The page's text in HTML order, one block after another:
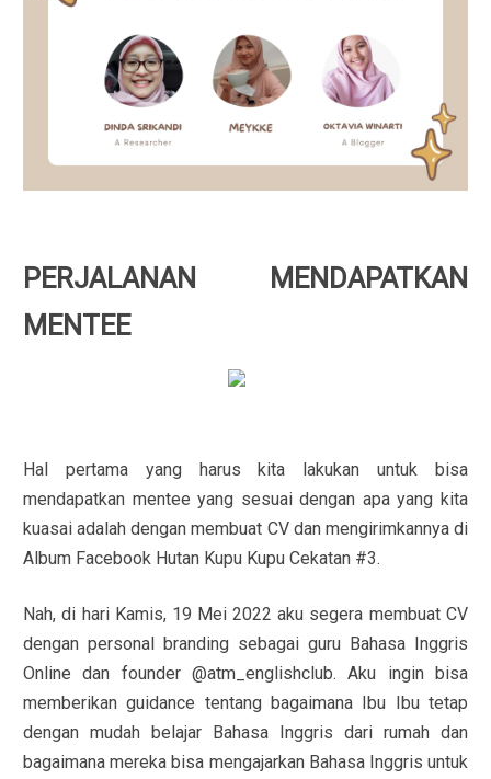
PERJALANAN MENDAPATKAN
MENTEE
Hal pertama yang harus kita lakukan untuk bisa
mendapatkan mentee yang sesuai dengan apa yang kita
kuasai adalah dengan membuat CV dan mengirimkannya di
Album Facebook Hutan Kupu Kupu Cekatan #3.
Nah, di hari Kamis, 19 Mei 2022 aku segera membuat CV
dengan personal branding sebagai guru Bahasa Inggris
Online dan founder @atm_englishclub. Aku ingin bisa
memberikan guidance tentang bagaimana Ibu Ibu tetap
dengan mudah belajar Bahasa Inggris dari rumah dan
bagaimana mereka bisa mengajarkan Bahasa Inggris untuk